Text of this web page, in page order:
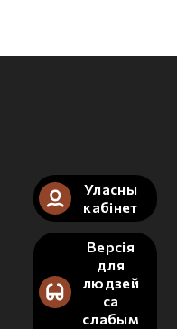
Уласны
кабінет
Версія
для
людзей
са
слабым